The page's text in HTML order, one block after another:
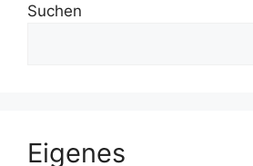
Suchen
Eigenes